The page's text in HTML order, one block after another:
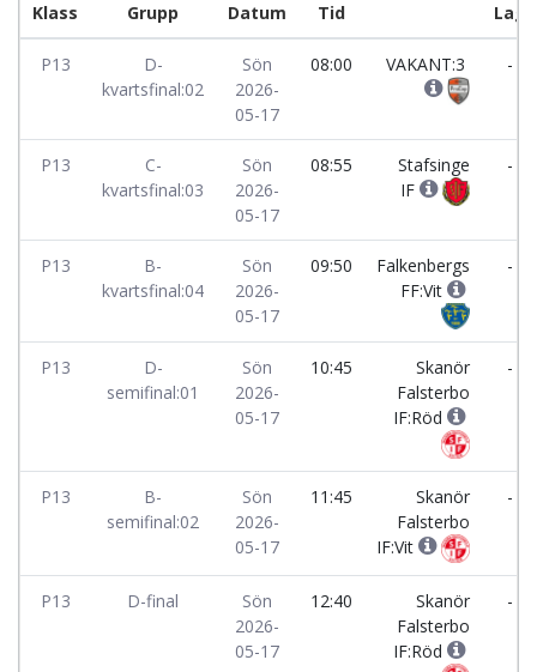
Klass Grupp Datum Tid Lag
P13
D-
kvartsfinal:02
Sön
2026-
05-17
08:00 VAKANT:3 -
P13
C-
kvartsfinal:03
Sön
2026-
05-17
08:55
Stafsinge
IF
-
P13
B-
kvartsfinal:04
Sön
2026-
05-17
09:50
Falkenbergs
FF:Vit
-
P13
D-
semifinal:01
Sön
2026-
05-17
10:45
Skanör
Falsterbo
IF:Röd
-
P13
B-
semifinal:02
Sön
2026-
05-17
11:45
Skanör
Falsterbo
IF:Vit
-
P13 D-final
Sön
2026-
05-17
12:40
Skanör
Falsterbo
IF:Röd
-